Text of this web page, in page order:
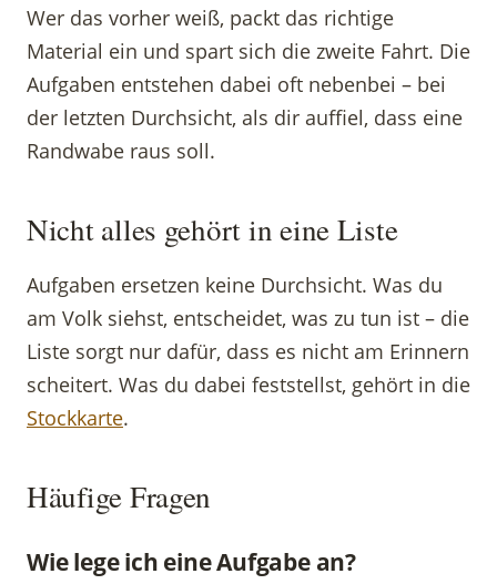
Wer das vorher weiß, packt das richtige
Material ein und spart sich die zweite Fahrt. Die
Aufgaben entstehen dabei oft nebenbei – bei
der letzten Durchsicht, als dir auffiel, dass eine
Randwabe raus soll.
Nicht alles gehört in eine Liste
Aufgaben ersetzen keine Durchsicht. Was du
am Volk siehst, entscheidet, was zu tun ist – die
Liste sorgt nur dafür, dass es nicht am Erinnern
scheitert. Was du dabei feststellst, gehört in die
Stockkarte.
Häufige Fragen
Wie lege ich eine Aufgabe an?